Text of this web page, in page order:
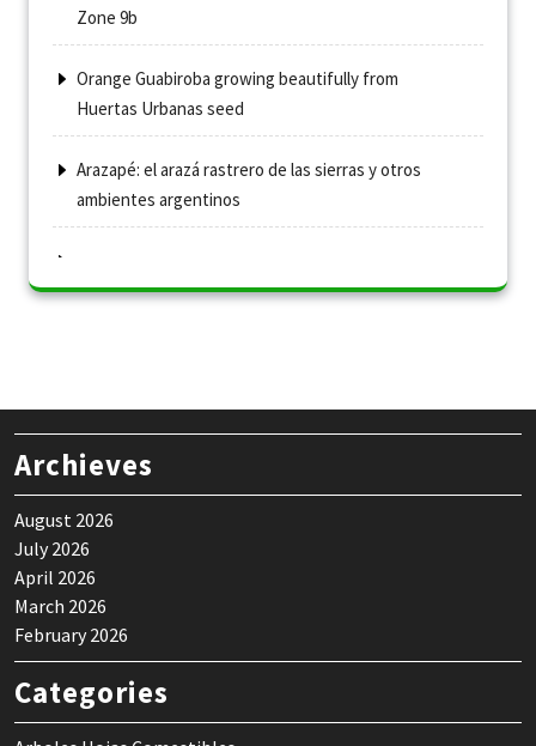
Zone 9b
Orange Guabiroba growing beautifully from
Huertas Urbanas seed
Arazapé: el arazá rastrero de las sierras y otros
ambientes argentinos
Archieves
August 2026
July 2026
April 2026
March 2026
February 2026
Categories